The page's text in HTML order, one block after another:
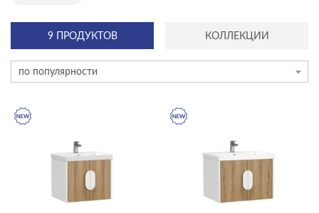
тумбы для раковин
ЦЕНА, ₽
ГАБАРИТЫ
9 ПРОДУКТОВ КОЛЛЕКЦИИ
по популярности